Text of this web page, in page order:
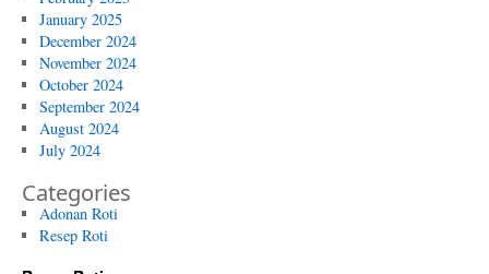
January 2025
December 2024
November 2024
October 2024
September 2024
August 2024
July 2024
Categories
Adonan Roti
Resep Roti